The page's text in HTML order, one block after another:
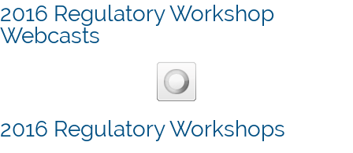
2016 Regulatory Workshop
Webcasts
2016 Regulatory Workshops